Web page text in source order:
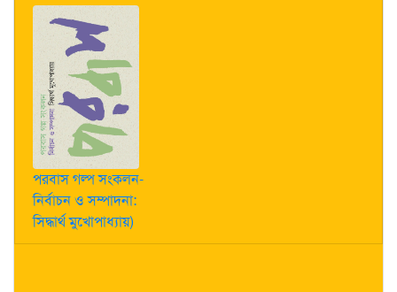
পরবাস গল্প সংকলন-
নির্বাচন ও সম্পাদনা:
সিদ্ধার্থ মুখোপাধ্যায়)